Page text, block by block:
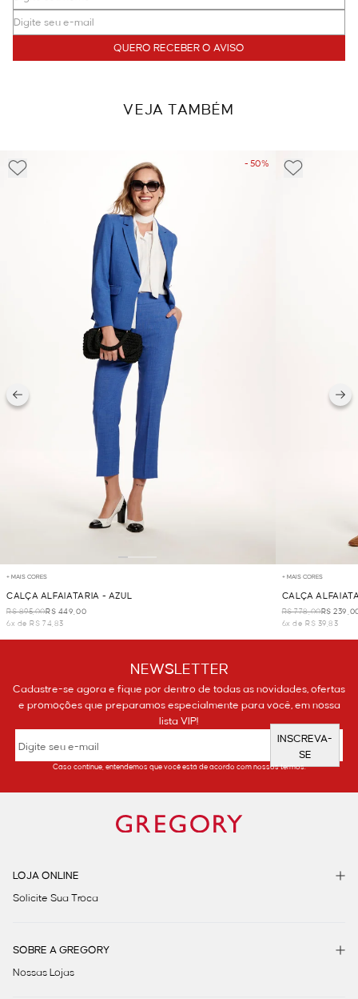
QUERO RECEBER O AVISO
VEJA TAMBÉM
- 50%
+ MAIS CORES
CALÇA ALFAIATARIA - AZUL
R$ 895,00R$ 449,00
6x de R$ 74,83
+ MAIS CORES
CALÇA
R$ 778,00R$
6x de R$ 39,83
NEWSLETTER
Cadastre-se agora e fique por dentro de todas as novidades, ofertas
e promoções que preparamos especialmente para você, em nossa
lista VIP!
INSCREVA-
SE
Caso continue, entendemos que você está de acordo com nossos termos.
LOJA ONLINE
Solicite Sua Troca
SOBRE A GREGORY
Nossas Lojas